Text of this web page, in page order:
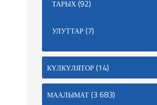
ТАРЫХ(92)
УЛУТТАР(7)
КҮЛКҮЛЯТОР(14)
МААЛЫМАТ(3 683)